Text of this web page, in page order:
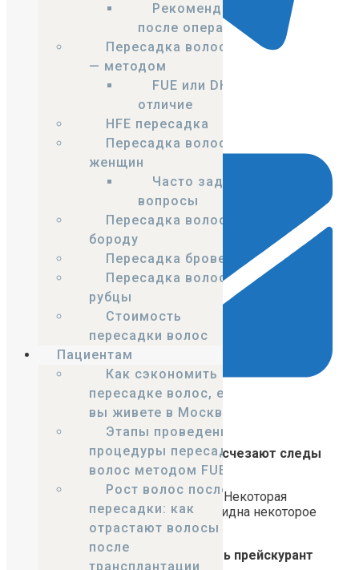
Вопрос: Через сколько дней исчезают следы
от пересадки?
Через 3-5 дня заживают ранки. Некоторая
розоватость может быть еще видна некоторое
Добрый день! можно получить прейскурант
Рекомендации
после операции
Пересадка волос DHI
— методом
FUE или DHI в чем
отличие
HFE пересадка
Пересадка волос у
женщин
Часто задаваемые
вопросы
Пересадка волос в
бороду
Пересадка бровей
Пересадка волос на
рубцы
Стоимость
пересадки волос
Пациентам
Как сэкономить на
пересадке волос, если
вы живете в Москве?
Этапы проведения
процедуры пересадки
волос методом FUE
Рост волос после
пересадки: как
отрастают волосы
после
трансплантации